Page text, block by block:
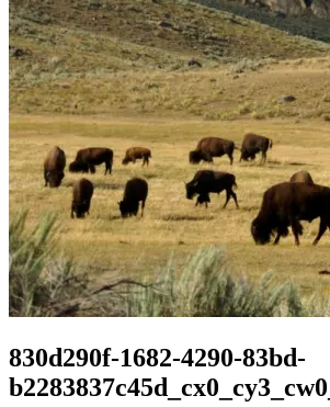
830d290f-1682-4290-83bd-